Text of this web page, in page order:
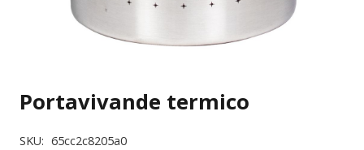
Portavivande termico
SKU: 65cc2c8205a0